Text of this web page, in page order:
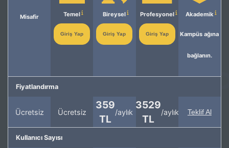
Misafir Temel
Giriş Yap
Bireysel
Giriş Yap
Profesyonel
Giriş Yap
Akademik
Kampüs ağına
bağlanın.
Fiyatlandırma
Ücretsiz Ücretsiz
359
TL
/aylık
3529
TL
/aylık Teklif Al
Kullanıcı Sayısı